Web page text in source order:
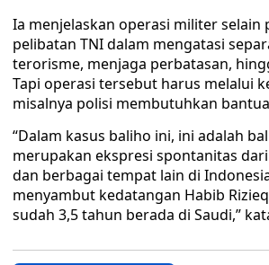
Ia menjelaskan operasi militer selain
pelibatan TNI dalam mengatasi
terorisme, menjaga perbatasan,
Tapi operasi tersebut harus melalui
misalnya polisi membutuhkan
“Dalam kasus baliho ini, ini adalah
merupakan ekspresi spontanitas
dan berbagai tempat lain di
menyambut kedatangan Habib
sudah 3,5 tahun berada di Saudi,”